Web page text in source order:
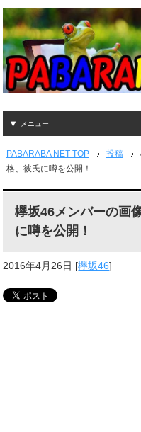
メニュー
PABARABA NET TOP 投稿
格、彼氏に噂を公開！
欅坂46メンバーの画
に噂を公開！
2016年4月26日 [欅坂46]